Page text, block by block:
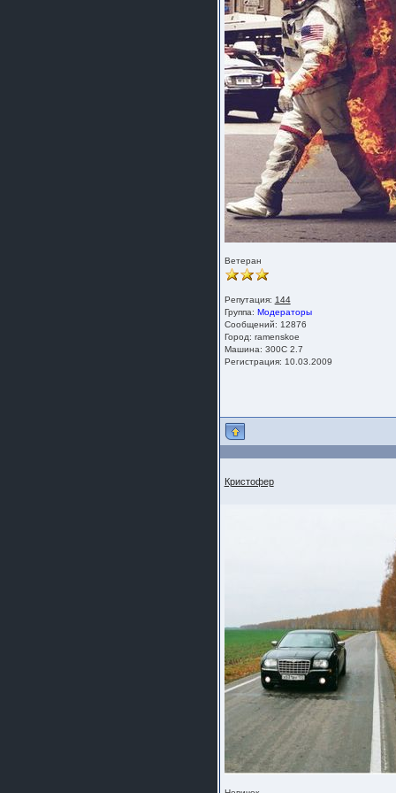
Ветеран
Репутация: 144
Группа: Модераторы
Сообщений: 12876
Город: ramenskoe
Машина: 300C 2.7
Регистрация: 10.03.2009
Кристофер